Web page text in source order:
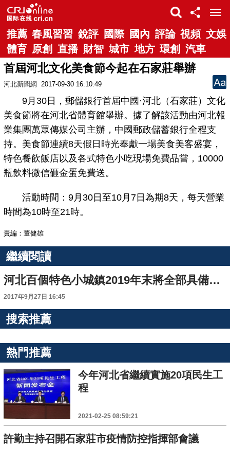
推薦 春風習習 銳評 國際 國內 評論 視頻 文娛
體育 原創 直播 財智 城市 地方 環創 汽車
首屆河北文化美食節今起在石家莊舉辦
河北新聞網 2017-09-30 16:10:49
9月30日，郵儲銀行首屆中國·河北（石家莊）文化
美食節將在河北省體育館舉辦。據了解該活動由河北報
業集團萬眾傳媒公司主辦，中國郵政儲蓄銀行全程支
持。美食節連續8天假日時光奉獻一場美食美客盛宴，
特色餐飲飯店以及各式特色小吃現場免費品嘗，10000
瓶飲料微信砸金蛋免費送。
活動時間：9月30日至10月7日為期8天，每天營業
時間為10時至21時。
責編：董健雄
繼續閱讀
河北百個特色小城鎮2019年末將全部具備污水處理能力
2017年9月27日 16:45
搜索推薦
熱門推薦
今年河北省繼續實施20項民生工
程
2021-02-25 08:59:21
許勤主持召開石家莊市疫情防控指揮部會議